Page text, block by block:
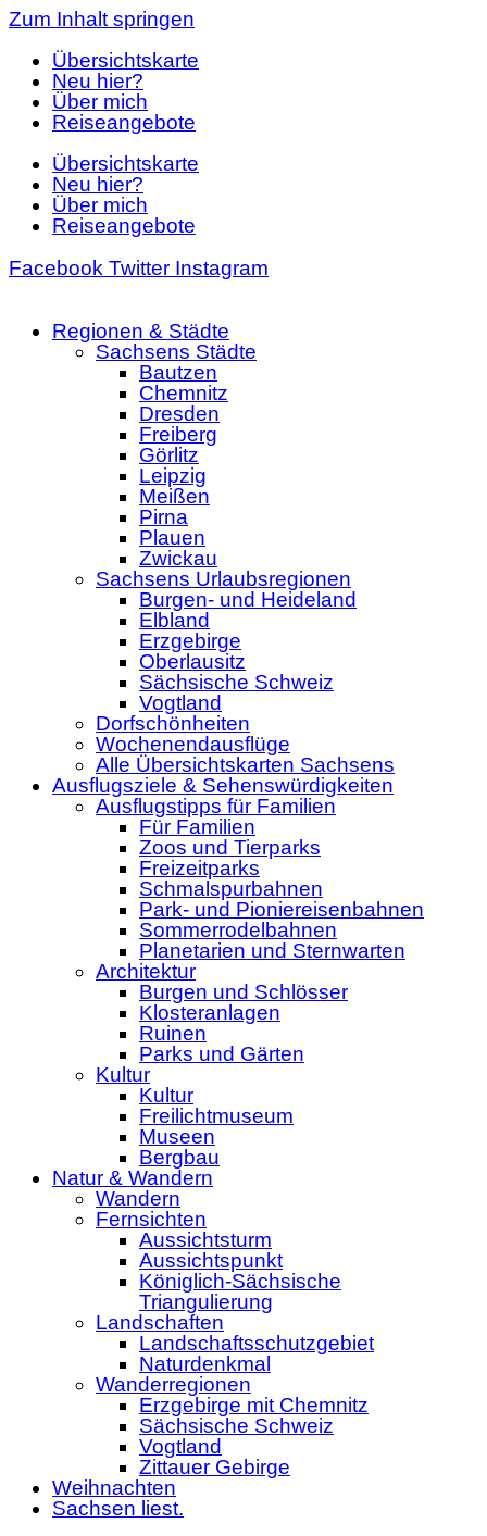
Zum Inhalt springen
Übersichtskarte
Neu hier?
Über mich
Reiseangebote
Übersichtskarte
Neu hier?
Über mich
Reiseangebote
Facebook Twitter Instagram
Regionen & Städte
Sachsens Städte
Bautzen
Chemnitz
Dresden
Freiberg
Görlitz
Leipzig
Meißen
Pirna
Plauen
Zwickau
Sachsens Urlaubsregionen
Burgen- und Heideland
Elbland
Erzgebirge
Oberlausitz
Sächsische Schweiz
Vogtland
Dorfschönheiten
Wochenendausflüge
Alle Übersichtskarten Sachsens
Ausflugsziele & Sehenswürdigkeiten
Ausflugstipps für Familien
Für Familien
Zoos und Tierparks
Freizeitparks
Schmalspurbahnen
Park- und Pioniereisenbahnen
Sommerrodelbahnen
Planetarien und Sternwarten
Architektur
Burgen und Schlösser
Klosteranlagen
Ruinen
Parks und Gärten
Kultur
Kultur
Freilichtmuseum
Museen
Bergbau
Natur & Wandern
Wandern
Fernsichten
Aussichtsturm
Aussichtspunkt
Königlich-Sächsische
Triangulierung
Landschaften
Landschaftsschutzgebiet
Naturdenkmal
Wanderregionen
Erzgebirge mit Chemnitz
Sächsische Schweiz
Vogtland
Zittauer Gebirge
Weihnachten
Sachsen liest.